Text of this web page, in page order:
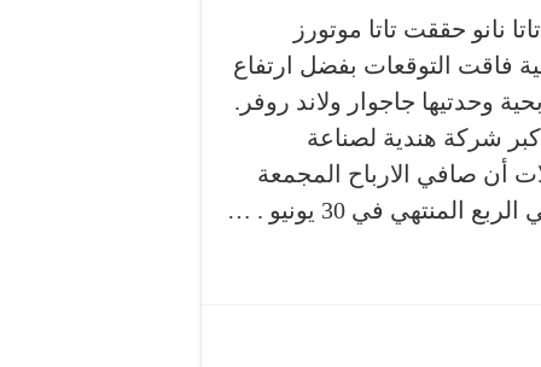
نانو حققت تاتا موتورز
فاقت التوقعات بفضل ارتفاع
وحدتيها جاجوار ولاند روفر.
شركة هندية لصناعة
أن صافي الارباح المجمعة